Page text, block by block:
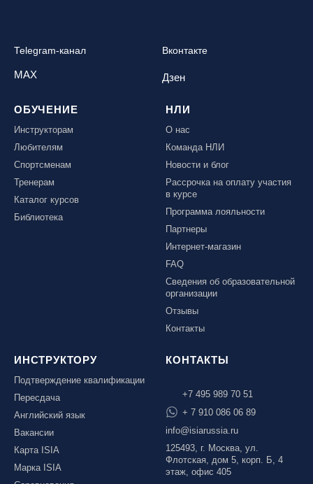
Telegram-канал Вконтакте
MAX Дзен
ОБУЧЕНИЕ
Инструкторам
Любителям
Спортсменам
Тренерам
Каталог курсов
Библиотека
НЛИ
О нас
Команда НЛИ
Новости и блог
Рассрочка на оплату участия
в курсе
Программа лояльности
Партнеры
Интернет-магазин
FAQ
Сведения об образовательной
организации
Отзывы
Контакты
ИНСТРУКТОРУ
Подтверждение квалификации
Пересдача
Английский язык
Вакансии
Карта ISIA
Марка ISIA
КОНТАКТЫ
+7 495 989 70 51
+ 7 910 086 06 89
info@isiarussia.ru
125493, г. Москва, ул.
Флотская, дом 5, корп. Б, 4
этаж, офис 405